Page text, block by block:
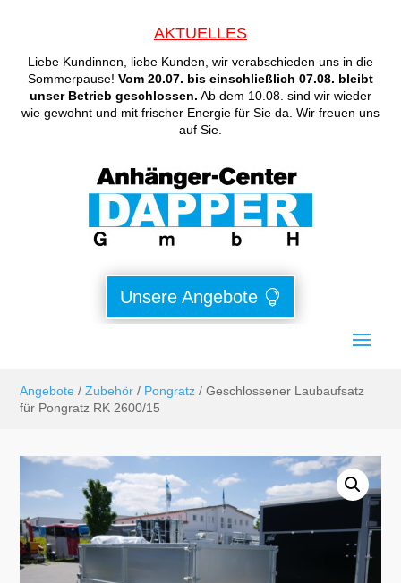
AKTUELLES
Liebe Kundinnen, liebe Kunden, wir verabschieden uns in die
Sommerpause! Vom 20.07. bis einschließlich 07.08. bleibt
unser Betrieb geschlossen. Ab dem 10.08. sind wir wieder
wie gewohnt und mit frischer Energie für Sie da. Wir freuen uns
auf Sie.
Unsere Angebote
Angebote /Zubehör / Pongratz / Geschlossener Laubaufsatz
für Pongratz RK 2600/15